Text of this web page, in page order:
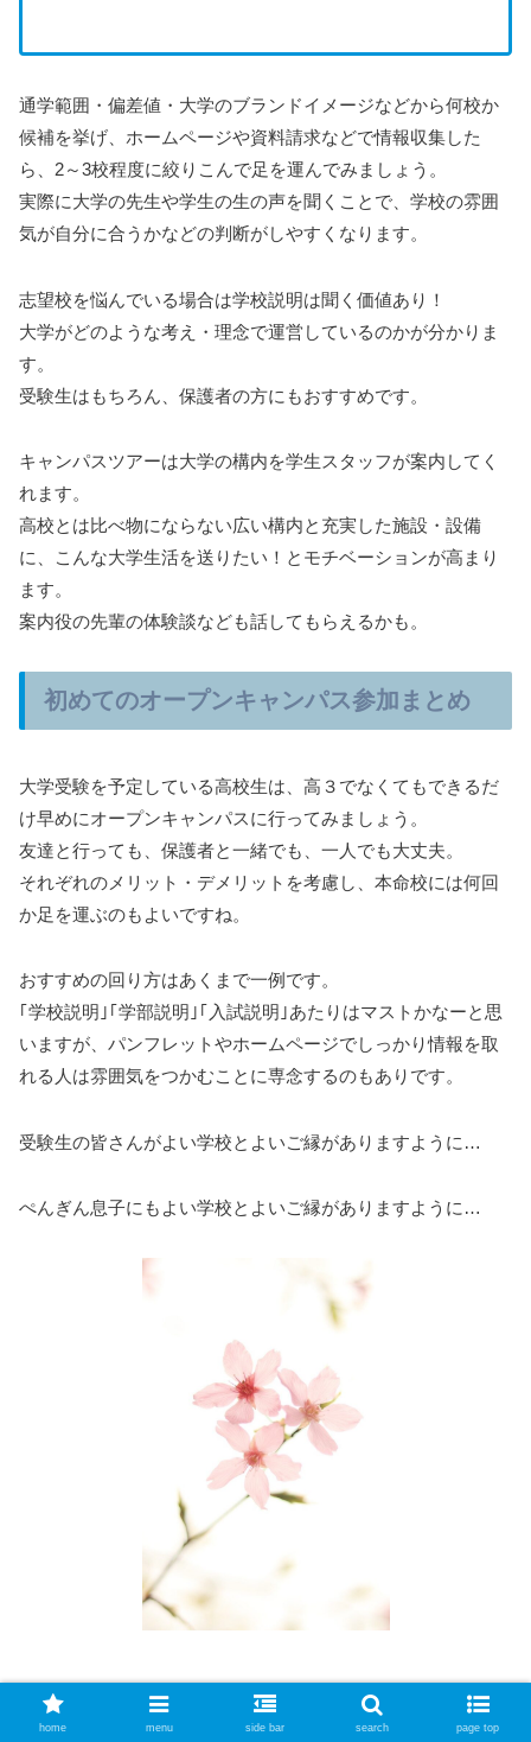
通学範囲・偏差値・大学のブランドイメージなどから何校か
候補を挙げ、ホームページや資料請求などで情報収集した
ら、2～3校程度に絞りこんで足を運んでみましょう。
実際に大学の先生や学生の生の声を聞くことで、学校の雰囲
気が自分に合うかなどの判断がしやすくなります。
志望校を悩んでいる場合は学校説明は聞く価値あり！
大学がどのような考え・理念で運営しているのかが分かりま
す。
受験生はもちろん、保護者の方にもおすすめです。
キャンパスツアーは大学の構内を学生スタッフが案内してく
れます。
高校とは比べ物にならない広い構内と充実した施設・設備
に、こんな大学生活を送りたい！とモチベーションが高まり
ます。
案内役の先輩の体験談なども話してもらえるかも。
初めてのオープンキャンパス参加まとめ
大学受験を予定している高校生は、高３でなくてもできるだ
け早めにオープンキャンパスに行ってみましょう。
友達と行っても、保護者と一緒でも、一人でも大丈夫。
それぞれのメリット・デメリットを考慮し、本命校には何回
か足を運ぶのもよいですね。
おすすめの回り方はあくまで一例です。
｢学校説明｣｢学部説明｣｢入試説明｣あたりはマストかなーと思
いますが、パンフレットやホームページでしっかり情報を取
れる人は雰囲気をつかむことに専念するのもありです。
受験生の皆さんがよい学校とよいご縁がありますように…
ぺんぎん息子にもよい学校とよいご縁がありますように…
スポンサーリンク
home menu side bar search page top